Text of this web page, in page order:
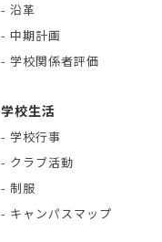
- 沿革
- 中期計画
- 学校関係者評価
学校生活
- 学校行事
- クラブ活動
- 制服
- キャンパスマップ